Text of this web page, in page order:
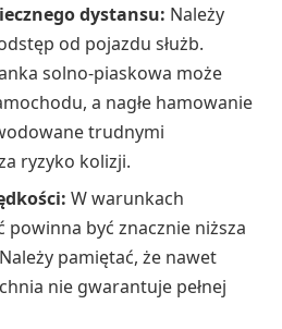
dystansu: Należy
od pojazdu służb.
solno-piaskowa może
a nagłe hamowanie
trudnymi
ryzyko kolizji.
W warunkach
powinna być znacznie niższa
pamiętać, że nawet
nie gwarantuje pełnej